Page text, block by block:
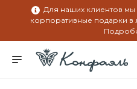
Для наших клиентов мы
корпоративные подарки